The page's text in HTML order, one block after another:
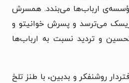
مؤسسه‌ی ارباب‌ها می‌بندد. همسرش
ریسک می‌ترسد و پسرش خوانیتو و
و تردید نسبت به ارباب‌ها
روشنفکر و بدبین، با طنز تلخ